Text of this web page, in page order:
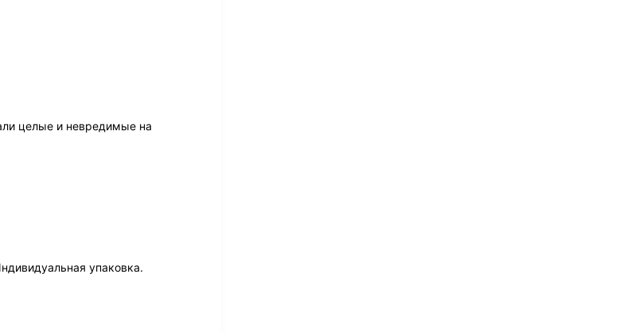
целые и невредимые на
упаковка.